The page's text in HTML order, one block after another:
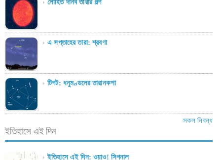
লোহিত দানব তারার গল্প
এ সপ্তাহের তারা: শ্রবণা
টিপট: ধনুমণ্ডলের তারানকশা
সকল নিবন্ধ
ইতিহাসে এই দিন
ইতিহাসে এই দিন: ওয়াও! সিগনাল